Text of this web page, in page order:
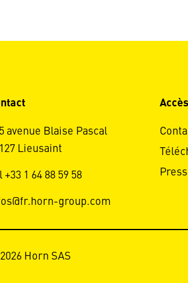
avenue Blaise Pascal
Lieusaint
+33 1 64 88 59 58
group.com
Horn SAS